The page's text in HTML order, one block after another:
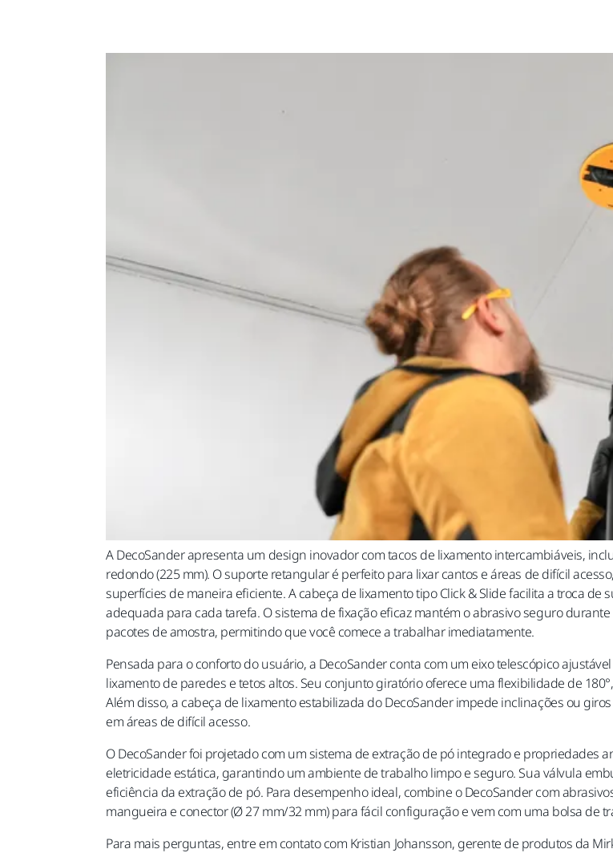
A DecoSander apresenta um design inovador com tacos de lixamento intercambiáveis,
redondo (225 mm). O suporte retangular é perfeito para lixar cantos e áreas de difícil
superfícies de maneira eficiente. A cabeça de lixamento tipo Click & Slide facilita a troca
adequada para cada tarefa. O sistema de fixação eficaz mantém o abrasivo seguro
pacotes de amostra, permitindo que você comece a trabalhar imediatamente.
Pensada para o conforto do usuário, a DecoSander conta com um eixo telescópico
lixamento de paredes e tetos altos. Seu conjunto giratório oferece uma flexibilidade de
Além disso, a cabeça de lixamento estabilizada do DecoSander impede inclinações ou
em áreas de difícil acesso.
O DecoSander foi projetado com um sistema de extração de pó integrado e propriedades
eletricidade estática, garantindo um ambiente de trabalho limpo e seguro. Sua válvula
eficiência da extração de pó. Para desempenho ideal, combine o DecoSander com
mangueira e conector (Ø 27 mm/32 mm) para fácil configuração e vem com uma bolsa de
Para mais perguntas, entre em contato com Kristian Johansson, gerente de produtos da